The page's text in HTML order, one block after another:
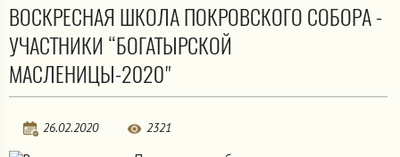
ВОСКРЕСНАЯ ШКОЛА ПОКРОВСКОГО СОБОРА -
УЧАСТНИКИ “БОГАТЫРСКОЙ
МАСЛЕНИЦЫ-2020"
26.02.2020 2321